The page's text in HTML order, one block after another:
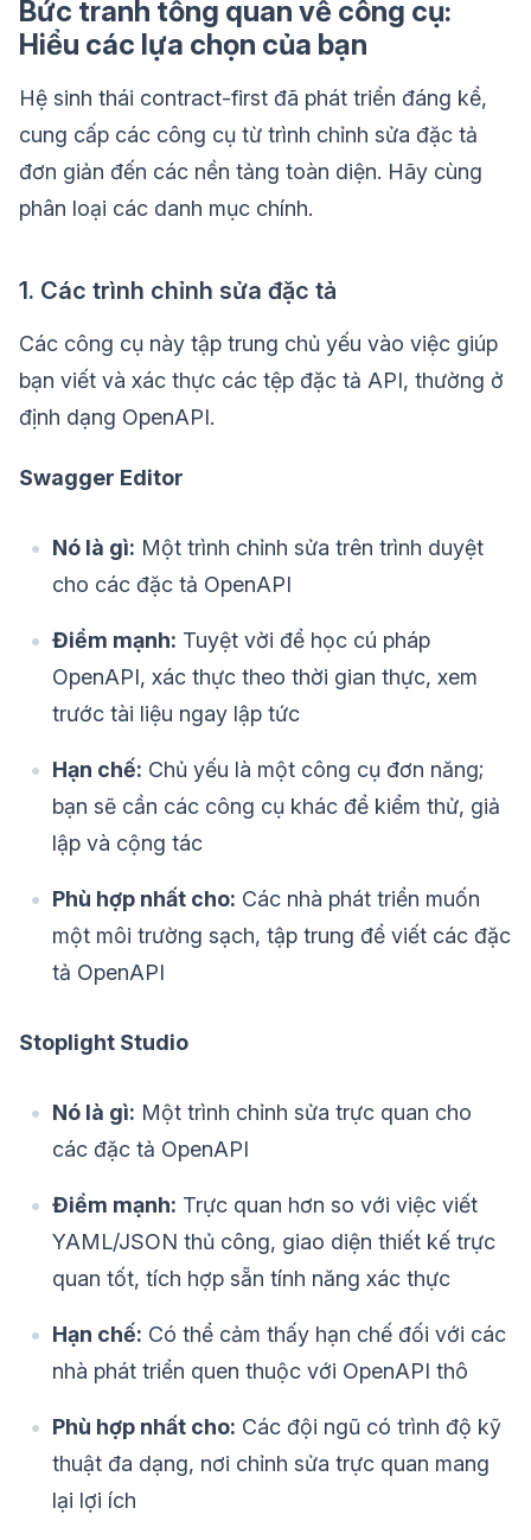
Bức tranh tổng quan về công cụ:
Hiểu các lựa chọn của bạn
Hệ sinh thái contract-first đã phát triển đáng kể,
cung cấp các công cụ từ trình chỉnh sửa đặc tả
đơn giản đến các nền tảng toàn diện. Hãy cùng
phân loại các danh mục chính.
1. Các trình chỉnh sửa đặc tả
Các công cụ này tập trung chủ yếu vào việc giúp
bạn viết và xác thực các tệp đặc tả API, thường ở
định dạng OpenAPI.
Swagger Editor
Nó là gì: Một trình chỉnh sửa trên trình duyệt
cho các đặc tả OpenAPI
Điểm mạnh: Tuyệt vời để học cú pháp
OpenAPI, xác thực theo thời gian thực, xem
trước tài liệu ngay lập tức
Hạn chế: Chủ yếu là một công cụ đơn năng;
bạn sẽ cần các công cụ khác để kiểm thử, giả
lập và cộng tác
Phù hợp nhất cho: Các nhà phát triển muốn
một môi trường sạch, tập trung để viết các đặc
tả OpenAPI
Stoplight Studio
Nó là gì: Một trình chỉnh sửa trực quan cho
các đặc tả OpenAPI
Điểm mạnh: Trực quan hơn so với việc viết
YAML/JSON thủ công, giao diện thiết kế trực
quan tốt, tích hợp sẵn tính năng xác thực
Hạn chế: Có thể cảm thấy hạn chế đối với các
nhà phát triển quen thuộc với OpenAPI thô
Phù hợp nhất cho: Các đội ngũ có trình độ kỹ
thuật đa dạng, nơi chỉnh sửa trực quan mang
lại lợi ích